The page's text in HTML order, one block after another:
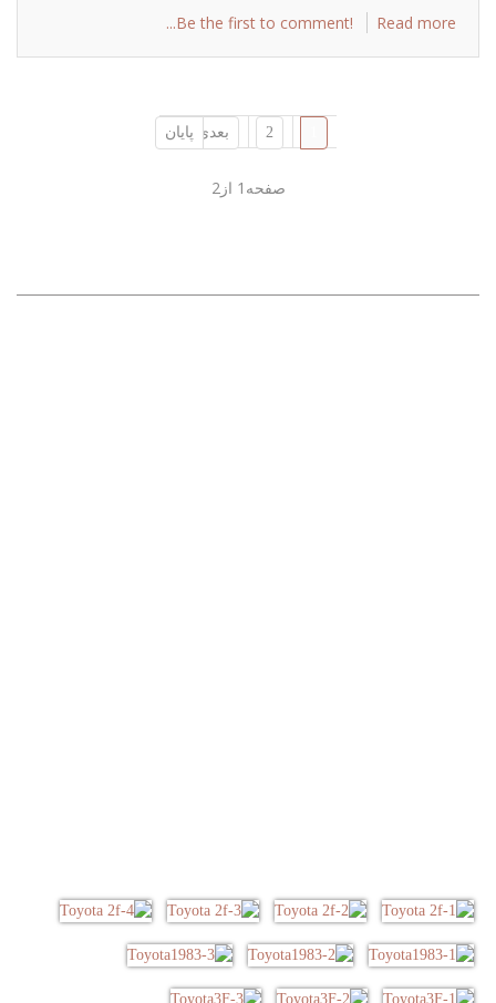
Be the first to comment! Read more...
2 بعدی پایان
صفحه1 از2